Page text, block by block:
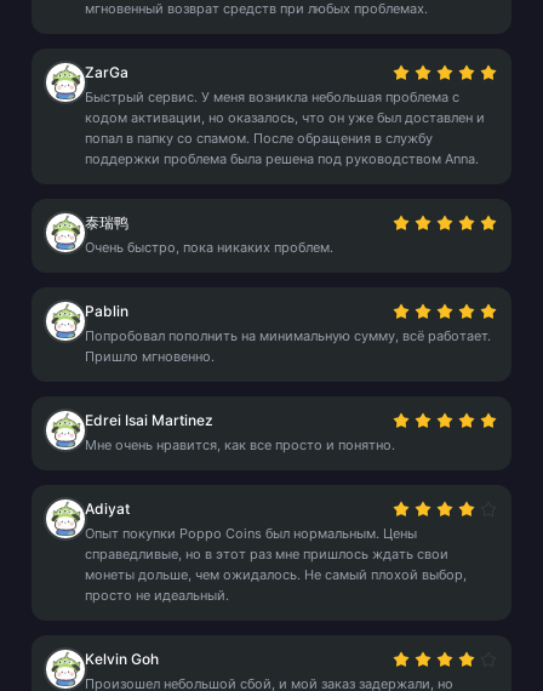
мгновенный возврат средств при любых проблемах.
ZarGa
Быстрый сервис. У меня возникла небольшая проблема с
кодом активации, но оказалось, что он уже был доставлен и
попал в папку со спамом. После обращения в службу
поддержки проблема была решена под руководством Anna.
泰瑞鸭
Очень быстро, пока никаких проблем.
Pablin
Попробовал пополнить на минимальную сумму, всё работает.
Пришло мгновенно.
Edrei Isai Martinez
Мне очень нравится, как все просто и понятно.
Adiyat
Опыт покупки Poppo Coins был нормальным. Цены
справедливые, но в этот раз мне пришлось ждать свои
монеты дольше, чем ожидалось. Не самый плохой выбор,
просто не идеальный.
Kelvin Goh
Произошел небольшой сбой, и мой заказ задержали, но